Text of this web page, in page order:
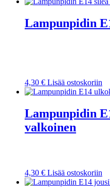
Lampunpidin
4,30 € Lisää ostoskoriin
Lampunpidin
valkoinen
4,30 € Lisää ostoskoriin